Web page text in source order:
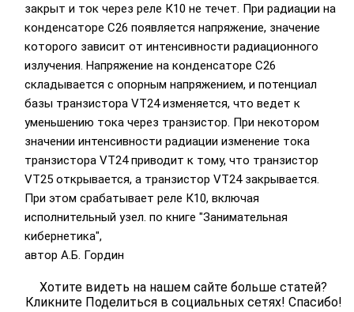
закрыт и ток через реле К10 не течет. При радиации на
конденсаторе С26 появляется напряжение, значение
которого зависит от интенсивности радиационного
излучения. Напряжение на конденсаторе С26
складывается с опорным напряжением, и потенциал
базы транзистора VT24 изменяется, что ведет к
уменьшению тока через транзистор. При некотором
значении интенсивности радиации изменение тока
транзистора VT24 приводит к тому, что транзистор
VT25 открывается, а транзистор VT24 закрывается.
При этом срабатывает реле К10, включая
исполнительный узел. по книге "Занимательная
кибернетика",
автор А.Б. Гордин
Хотите видеть на нашем сайте больше статей?
Кликните Поделиться в социальных сетях! Спасибо!